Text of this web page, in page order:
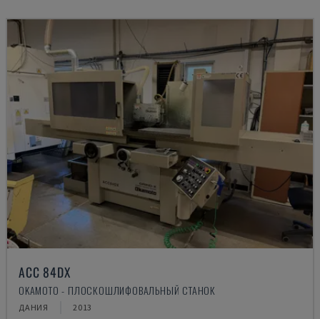
ACC 84DX
OKAMOTO - ПЛОСКОШЛИФОВАЛЬНЫЙ СТАНОК
ДАНИЯ 2013